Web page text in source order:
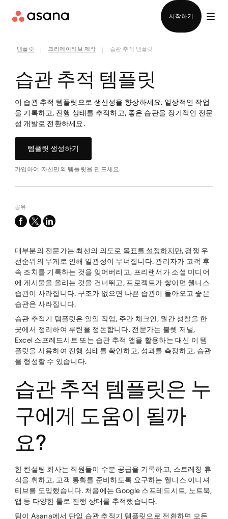
시작하기
템플릿 크리에이티브 제작 습관 추적 템플릿
습관 추적 템플릿
이 습관 추적 템플릿으로 생산성을 향상하세요. 일상적인 작업
을 기록하고, 진행 상태를 추적하고, 좋은 습관을 장기적인 전문
성 개발로 전환하세요.
템플릿 생성하기
가입하여 자신만의 템플릿을 만드세요.
공유
facebook
x-
linkedin
대부분의 전문가는 최선의 의도로 목표를 설정하지만, 경쟁 우
선순위의 무게로 인해 일관성이 무너집니다. 관리자가 고객 후
속 조치를 기록하는 것을 잊어버리고, 프리랜서가 소셜 미디어
에 게시물을 올리는 것을 건너뛰고, 프로젝트가 쌓이면 웰니스
습관이 사라집니다. 구조가 없으면 나쁜 습관이 돌아오고 좋은
습관은 사라집니다.
습관 추적기 템플릿은 일일 작업, 주간 체크인, 월간 성찰을 한
곳에서 정리하여 루틴을 정돈합니다. 전문가는 불렛 저널,
Excel 스프레드시트 또는 습관 추적 앱을 활용하는 대신 이 템
플릿을 사용하여 진행 상태를 확인하고, 성과를 측정하고, 습관
을 형성할 수 있습니다.
습관 추적 템플릿은 누
구에게 도움이 될까
요?
한 컨설팅 회사는 직원들이 수분 공급을 기록하고, 스트레칭 휴
식을 취하고, 고객 통화를 준비하도록 요구하는 웰니스 이니셔
티브를 도입했습니다. 처음에는 Google 스프레드시트, 노트북,
앱 등 다양한 툴로 진행 상태를 추적했습니다.
팀이 Asana에서 단일 습관 추적기 템플릿으로 전환하면 모든